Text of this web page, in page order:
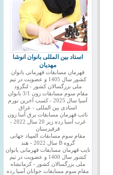
استاد بین المللی بانوان انوشا
مهدیان
قهرمان مسابقات قهرمانی بانوان
کشور سال 1405 و عضویت در تیم
ملی بزرگسالان کشور - لنگرود
مقام سوم مسابقات زون 3/1 بانوان
آسیا سال 2025 - کسب آخرین نورم
استادی بین المللی - عراق
نائب قهرمان مسابقات برق آسا زون
غرب آسیا رده زیر 20 سال 2022 -
قرقیزستان
مقام سوم مسابقات المپیاد جهانی
گروه B سال 2022 - هند
نایب قهرمان مسابقات قهرمانی بانوان
کشور سال 1400 و عضویت در تیم
ملی بزرگسالان کشور - کرمانشاه
مقام سوم مسابقات جوانان آسیا رده